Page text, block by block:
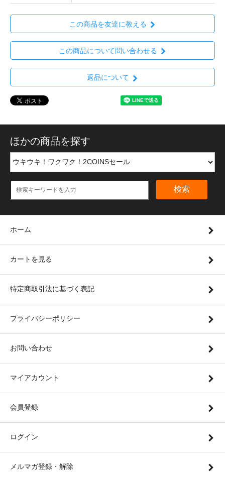
この商品を友達に教える
この商品について問い合わせる
返品について
ほかの商品を探す
検索
ホーム
カートを見る
特定商取引法に基づく表記
プライバシーポリシー
お問い合わせ
マイアカウント
会員登録
ログイン
メルマガ登録・解除